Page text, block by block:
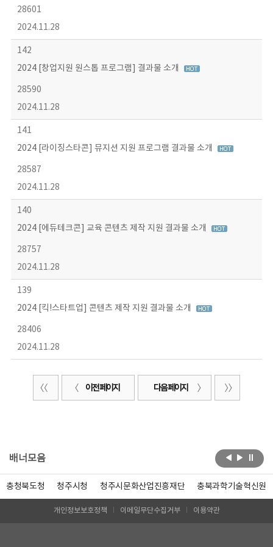
28601
2024.11.28
142
2024 [창업지원 원스톱 프로그램] 결과물 소개
28590
2024.11.28
141
2024 [라이징스타콘] 뮤지션 지원 프로그램 결과물 소개
28587
2024.11.28
140
2024 [에듀테크콘] 교육 콘텐츠 제작 지원 결과물 소개
28757
2024.11.28
139
2024 [킥!스타트업] 콘텐츠 제작 지원 결과물 소개
28406
2024.11.28
이전 페이지 다음 페이지
배너모음
충청북도청 청주시청 청주시문화산업진흥재단 충북과학기술혁신원
개인정보보호정책 이메일무단수집거부 이용약관